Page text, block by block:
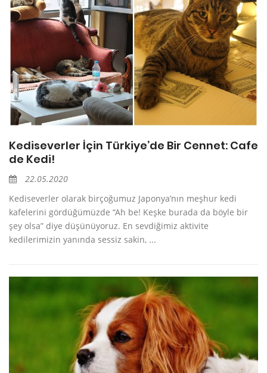
Kediseverler İçin Türkiye’de Bir Cennet: Cafe
de Kedi!
22.05.2020
Kediseverler olarak birçoğumuz Japonya’nın meşhur kedi
kafelerini gördüğümüzde “Ah be! Keşke burada da böyle bir
şey olsa” diye düşünüyoruz. En sevdiğimiz aktivite
kedilerimizin yanında sessiz sakin, ...